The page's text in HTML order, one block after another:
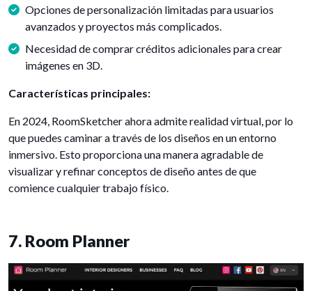
Opciones de personalización limitadas para usuarios
avanzados y proyectos más complicados.
Necesidad de comprar créditos adicionales para crear
imágenes en 3D.
Características principales:
En 2024, RoomSketcher ahora admite realidad virtual, por lo
que puedes caminar a través de los diseños en un entorno
inmersivo. Esto proporciona una manera agradable de
visualizar y refinar conceptos de diseño antes de que
comience cualquier trabajo físico.
7. Room Planner